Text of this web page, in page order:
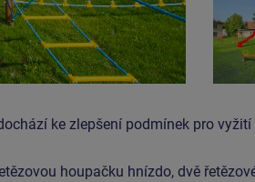
ke zlepšení podmínek pro
houpačku hnízdo, dvě